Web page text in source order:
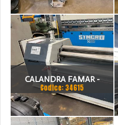
CALANDRA FAMAR -
SYNCRO
Codice: 34615